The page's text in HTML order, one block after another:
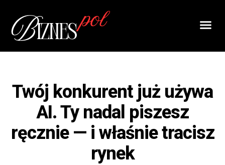
Twój konkurent już używa
AI. Ty nadal piszesz
ręcznie — i właśnie tracisz
rynek